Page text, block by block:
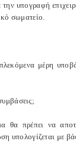
υπογραφή
σωματείο.
μέρη
πρέπει να
υπολογίζεται με